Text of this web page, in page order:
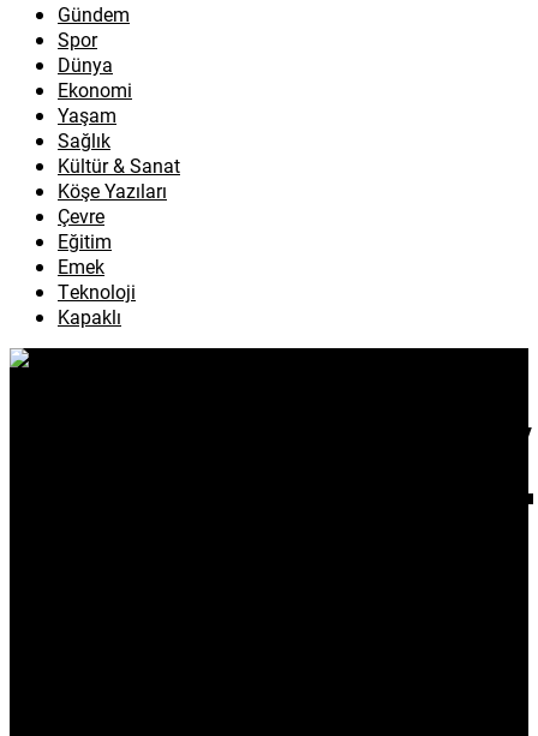
Gündem
Spor
Dünya
Ekonomi
Yaşam
Sağlık
Kültür & Sanat
Köşe Yazıları
Çevre
Eğitim
Emek
Teknoloji
Kapaklı